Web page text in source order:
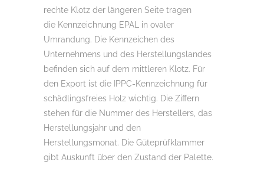
rechte Klotz der längeren Seite tragen
die Kennzeichnung EPAL in ovaler
Umrandung. Die Kennzeichen des
Unternehmens und des Herstellungslandes
befinden sich auf dem mittleren Klotz. Für
den Export ist die IPPC-Kennzeichnung für
schädlingsfreies Holz wichtig. Die Ziffern
stehen für die Nummer des Herstellers, das
Herstellungsjahr und den
Herstellungsmonat. Die Güteprüfklammer
gibt Auskunft über den Zustand der Palette.